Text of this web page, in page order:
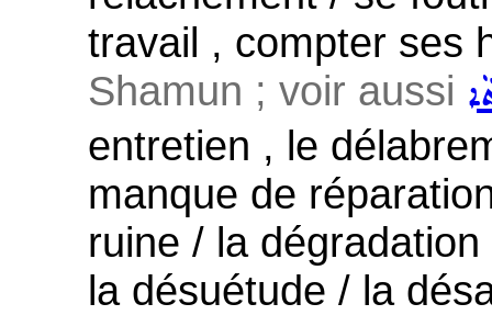
travail , compter ses
Shamun ; voir aussi
entretien , le
manque de
ruine / la
la désuétude / la